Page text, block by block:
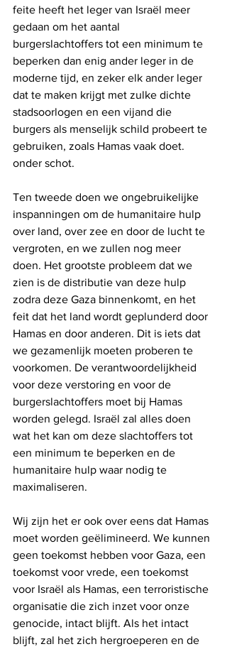
feite heeft het leger van Israël meer
gedaan om het aantal
burgerslachtoffers tot een minimum te
beperken dan enig ander leger in de
moderne tijd, en zeker elk ander leger
dat te maken krijgt met zulke dichte
stadsoorlogen en een vijand die
burgers als menselijk schild probeert te
gebruiken, zoals Hamas vaak doet.
onder schot.
Ten tweede doen we ongebruikelijke
inspanningen om de humanitaire hulp
over land, over zee en door de lucht te
vergroten, en we zullen nog meer
doen. Het grootste probleem dat we
zien is de distributie van deze hulp
zodra deze Gaza binnenkomt, en het
feit dat het land wordt geplunderd door
Hamas en door anderen. Dit is iets dat
we gezamenlijk moeten proberen te
voorkomen. De verantwoordelijkheid
voor deze verstoring en voor de
burgerslachtoffers moet bij Hamas
worden gelegd. Israël zal alles doen
wat het kan om deze slachtoffers tot
een minimum te beperken en de
humanitaire hulp waar nodig te
maximaliseren.
Wij zijn het er ook over eens dat Hamas
moet worden geëlimineerd. We kunnen
geen toekomst hebben voor Gaza, een
toekomst voor vrede, een toekomst
voor Israël als Hamas, een terroristische
organisatie die zich inzet voor onze
genocide, intact blijft. Als het intact
blijft, zal het zich hergroeperen en de